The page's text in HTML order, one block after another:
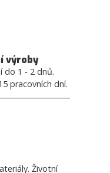
výroby
do 1 - 2 dnů.
pracovních dní.
Životní